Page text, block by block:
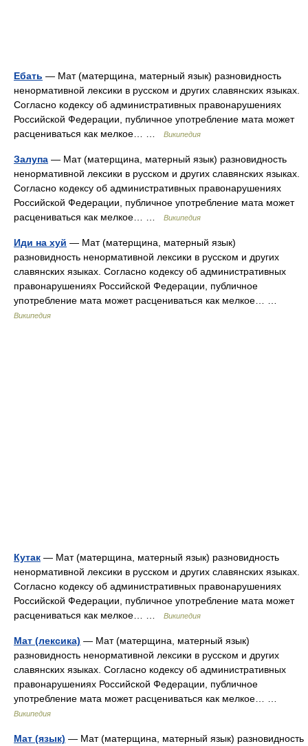
Ебать — Мат (матерщина, матерный язык) разновидность
ненормативной лексики в русском и других славянских языках.
Согласно кодексу об административных правонарушениях
Российской Федерации, публичное употребление мата может
расцениваться как мелкое… …
Википедия
Залупа — Мат (матерщина, матерный язык) разновидность
ненормативной лексики в русском и других славянских языках.
Согласно кодексу об административных правонарушениях
Российской Федерации, публичное употребление мата может
расцениваться как мелкое… …
Википедия
Иди на хуй — Мат (матерщина, матерный язык)
разновидность ненормативной лексики в русском и других
славянских языках. Согласно кодексу об административных
правонарушениях Российской Федерации, публичное
употребление мата может расцениваться как мелкое… …
Википедия
Кутак — Мат (матерщина, матерный язык) разновидность
ненормативной лексики в русском и других славянских языках.
Согласно кодексу об административных правонарушениях
Российской Федерации, публичное употребление мата может
расцениваться как мелкое… …
Википедия
Мат (лексика) — Мат (матерщина, матерный язык)
разновидность ненормативной лексики в русском и других
славянских языках. Согласно кодексу об административных
правонарушениях Российской Федерации, публичное
употребление мата может расцениваться как мелкое… …
Википедия
Мат (язык) — Мат (матерщина, матерный язык) разновидность